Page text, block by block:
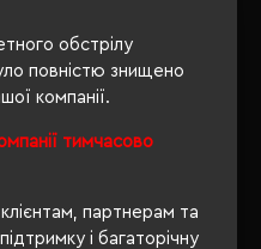
обстрілу
повністю знищено
компанії.
тимчасово
партнерам та
і багаторічну
Organic
content standard